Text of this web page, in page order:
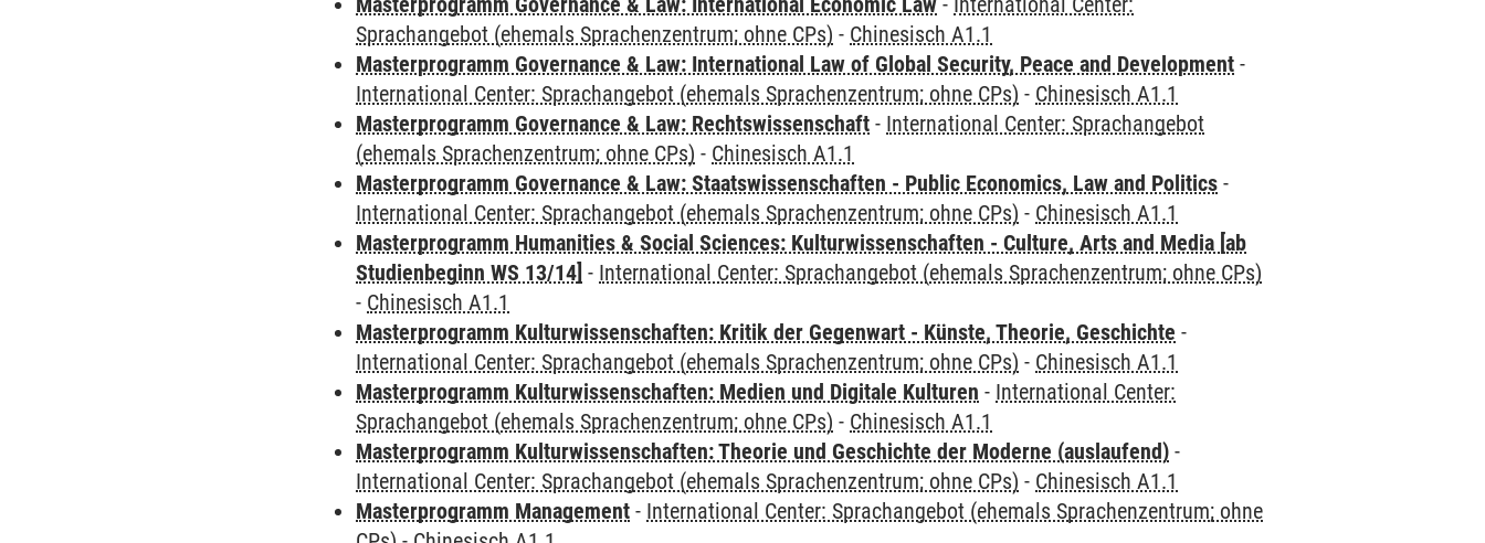
Sprachangebot (ehemals Sprachenzentrum; ohne CPs) - Chinesisch A1.1
Masterprogramm Governance & Law: International Law of Global Security, Peace and Development -
International Center: Sprachangebot (ehemals Sprachenzentrum; ohne CPs) - Chinesisch A1.1
Masterprogramm Governance & Law: Rechtswissenschaft - International Center: Sprachangebot
(ehemals Sprachenzentrum; ohne CPs) - Chinesisch A1.1
Masterprogramm Governance & Law: Staatswissenschaften - Public Economics, Law and Politics -
International Center: Sprachangebot (ehemals Sprachenzentrum; ohne CPs) - Chinesisch A1.1
Masterprogramm Humanities & Social Sciences: Kulturwissenschaften - Culture, Arts and Media [ab
Studienbeginn WS 13/14] - International Center: Sprachangebot (ehemals Sprachenzentrum; ohne CPs)
- Chinesisch A1.1
Masterprogramm Kulturwissenschaften: Kritik der Gegenwart - Künste, Theorie, Geschichte -
International Center: Sprachangebot (ehemals Sprachenzentrum; ohne CPs) - Chinesisch A1.1
Masterprogramm Kulturwissenschaften: Medien und Digitale Kulturen - International Center:
Sprachangebot (ehemals Sprachenzentrum; ohne CPs) - Chinesisch A1.1
Masterprogramm Kulturwissenschaften: Theorie und Geschichte der Moderne (auslaufend) -
International Center: Sprachangebot (ehemals Sprachenzentrum; ohne CPs) - Chinesisch A1.1
Masterprogramm Management - International Center: Sprachangebot (ehemals Sprachenzentrum; ohne